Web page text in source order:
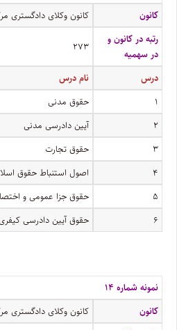
کانون
کانون وکلای دادگستری
رتبه در کانون و
در سهمیه
۲۷۳
درس
نام درس
۱
حقوق مدنی
۲
آیین دادرسی مدنی
۳
حقوق تجارت
۴
اصول استنباط حقوق
۵
حقوق جزا عمومی و
۶
حقوق آیین دادرسی
نمونه شماره ۱۴
کانون
کانون وکلای دادگستری